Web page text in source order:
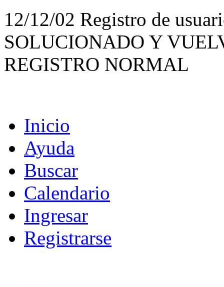
12/12/02 Registro de
SOLUCIONADO Y
REGISTRO NORMAL
Inicio
Ayuda
Buscar
Calendario
Ingresar
Registrarse